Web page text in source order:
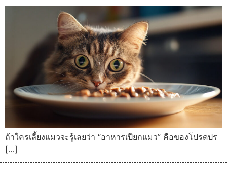
ถ้าใครเลี้ยงแมวจะรู้เลยว่า “อาหารเปียกแมว” คือของโปรดปร
[…]